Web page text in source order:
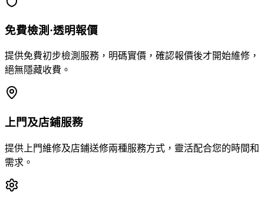
免費檢測·透明報價
提供免費初步檢測服務，明碼實價，確認報價後才開始維修，
絕無隱藏收費。
上門及店鋪服務
提供上門維修及店鋪送修兩種服務方式，靈活配合您的時間和
需求。